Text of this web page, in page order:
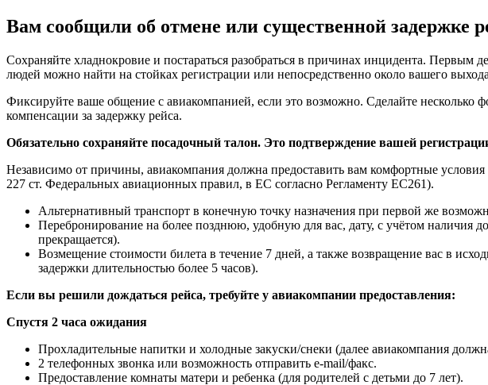
Вам сообщили об отмене или существенной задержке
Сохраняйте хладнокровие и постараться разобраться в причинах инцидента. Первым
людей можно найти на стойках регистрации или непосредственно около вашего
Фиксируйте ваше общение с авиакомпанией, если это возможно. Сделайте несколько
компенсации за задержку рейса.
Обязательно сохраняйте посадочный талон. Это подтверждение вашей
Независимо от причины, авиакомпания должна предоставить вам комфортные
227 ст. Федеральных авиационных правил, в ЕС согласно Регламенту ЕС261).
Альтернативный транспорт в конечную точку назначения при первой же
Перебронирование на более позднюю, удобную для вас, дату, с учётом наличия
прекращается).
Возмещение стоимости билета в течение 7 дней, а также возвращение вас в
задержки длительностью более 5 часов).
Если вы решили дождаться рейса, требуйте у авиакомпании предоставления:
Спустя 2 часа ожидания
Прохладительные напитки и холодные закуски/снеки (далее авиакомпания
2 телефонных звонка или возможность отправить e-mail/факс.
Предоставление комнаты матери и ребенка (для родителей с детьми до 7 лет).